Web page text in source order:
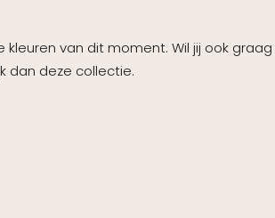
kleuren van dit moment. Wil jij ook graag
dan deze collectie.